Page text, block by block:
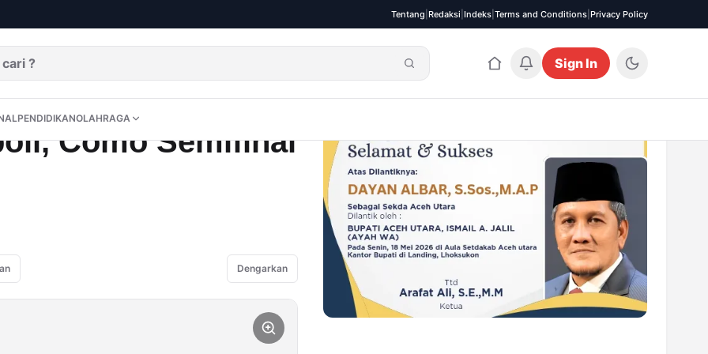
Tentang Redaksi Indeks Terms and Conditions Privacy Policy
OPININUSANTARAINTERNASIONALPENDIDIKANOLAHRAGA
Sign In
PENDIDIKANOLAHRAGA
Piala Italia
Como Semifinal
Dengarkan